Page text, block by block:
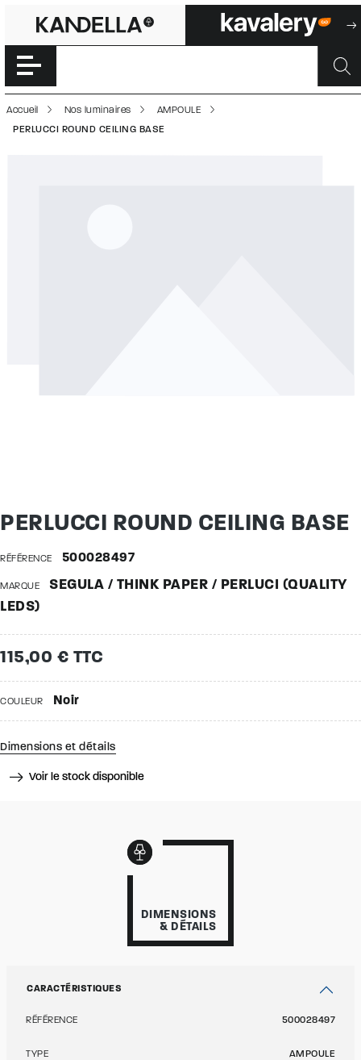
PERLUCCI
Accéder directement au contenu de la page
Accueil Nos luminaires
AMPOULE
PERLUCCI ROUND CEILING BASE
PERLUCCI ROUND CEILING BASE
RÉFÉRENCE 500028497
MARQUE
SEGULA / THINK PAPER / PERLUCI (QUALITY
LEDS)
115,00 € TTC
COULEUR Noir
Dimensions et détails
Voir le stock disponible
DIMENSIONS
& DÉTAILS
CARACTÉRISTIQUES
RÉFÉRENCE 500028497
TYPE AMPOULE